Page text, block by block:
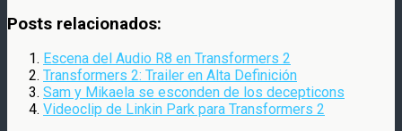
Posts relacionados:
Escena del Audio R8 en Transformers 2
Transformers 2: Trailer en Alta Definición
Sam y Mikaela se esconden de los decepticons
Videoclip de Linkin Park para Transformers 2